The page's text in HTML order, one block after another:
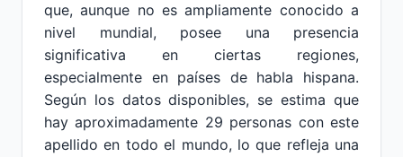
que, aunque no es ampliamente conocido a
nivel mundial, posee una presencia
significativa en ciertas regiones,
especialmente en países de habla hispana.
Según los datos disponibles, se estima que
hay aproximadamente 29 personas con este
apellido en todo el mundo, lo que refleja una